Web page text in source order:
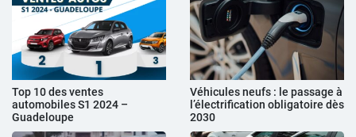
Top 10 des ventes
automobiles S1 2024 –
Guadeloupe
Véhicules neufs : le passage à
l’électrification obligatoire dès
2030